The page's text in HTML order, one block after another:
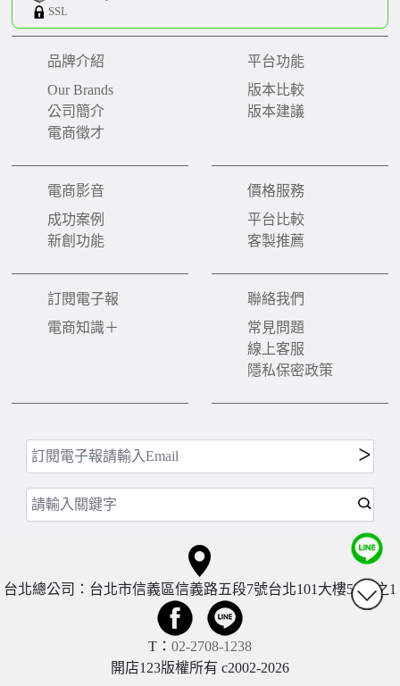
SSL
品牌介紹
Our Brands
公司簡介
電商徵才
平台功能
版本比較
版本建議
電商影音
成功案例
新創功能
價格服務
平台比較
客製推薦
訂閱電子報
電商知識＋
聯絡我們
常見問題
線上客服
隱私保密政策
台北總公司：台北市信義區信義路五段7號台北101大樓57樓之1
T： 02-2708-1238
開店123版權所有 c2002-2026